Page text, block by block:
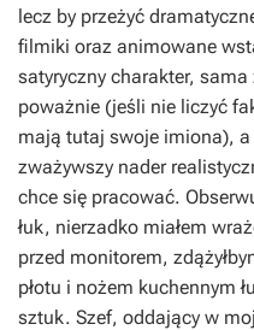
lecz by przeżyć
filmiki oraz animowane
satyryczny charakter,
poważnie (jeśli nie liczyć
mają tutaj swoje imiona),
zważywszy nader
chce się pracować.
łuk, nierzadko miałem
przed monitorem,
płotu i nożem kuchennym
sztuk. Szef, oddający w